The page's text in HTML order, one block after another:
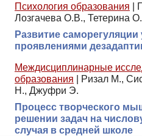
Психология образования
Лозгачева О.В., Тетерина
Развитие
проявлениями
Междисциплинарные
образования
Ризал М.,
Н., Джуфри Э.
Процесс творческого
решении задач на
случая в средней школе